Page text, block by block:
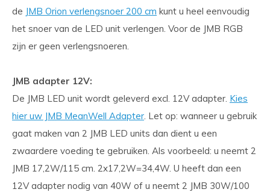
de JMB Orion verlengsnoer 200 cm kunt u heel eenvoudig
het snoer van de LED unit verlengen. Voor de JMB RGB
zijn er geen verlengsnoeren.
JMB adapter 12V:
De JMB LED unit wordt geleverd excl. 12V adapter. Kies
hier uw JMB MeanWell Adapter. Let op: wanneer u gebruik
gaat maken van 2 JMB LED units dan dient u een
zwaardere voeding te gebruiken. Als voorbeeld: u neemt 2
JMB 17,2W/115 cm. 2x17,2W=34,4W. U heeft dan een
12V adapter nodig van 40W of u neemt 2 JMB 30W/100